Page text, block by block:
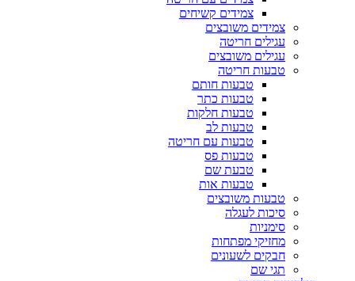
צמידים קשיחים
צמידים משובצים
עגילים חריטה
עגילים משובצים
טבעות חריטה
טבעות חותם
טבעות כתר
טבעות חלקות
טבעות לב
טבעות עם חריטה
טבעות פס
טבעת שם
טבעות אות
טבעות משובצים
סיכות לעגלה
סימניות
מחזיקי מפתחות
חבקים לשעונים
תגי שם